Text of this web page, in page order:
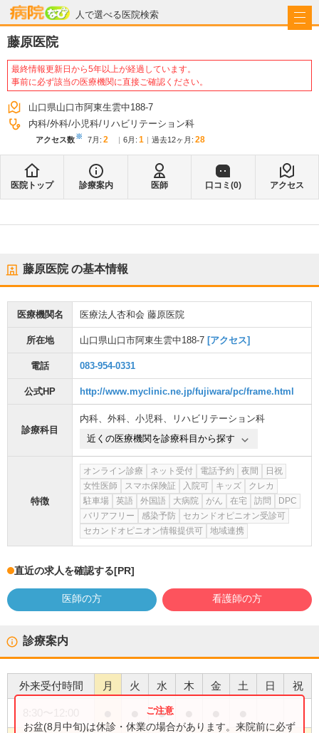
人で選べる医院検索
病院なび
藤原医院
最終情報更新日から5年以上が経過しています。
事前に必ず該当の医療機関に直接ご確認ください。
山口県山口市阿東生雲中188-7
内科 外科 小児科 リハビリテーション科
アクセス数※ 7月 : 2 6月 : 1 過去12ヶ月: 28
医院トップ 診療案内 医師 口コミ(0) アクセス
藤原医院の基本情報
医療機関名 医療法人杏和会 藤原医院
所在地 山口県山口市阿東生雲中188-7 [アクセス]
電話 083-954-0331
公式HP http://www.myclinic.ne.jp/fujiwara/pc/frame.html
診療科目
内科、 外科、 小児科、
リハビリテーション科
近くの医療機関を診療科目から探す
特徴
オンライン診療 ネット受付 電話予約 夜間
日祝
女性医師
スマホ保険証 入院可 キッズ
クレカ
駐車場
英語 外国語 大病院 がん 在宅 訪問
DPC
バリアフリー
感染予防
セカンドオピニオン受診可
セカンドオピニオン情報提供可
地域連携
直近の求人を確認する[PR]
医師の方 看護師の方
診療案内
外来受付時間 月 火 水 木 金 土 日 祝
●
お盆(8月中旬)は休診・休業の場合があります。来院前に必ず